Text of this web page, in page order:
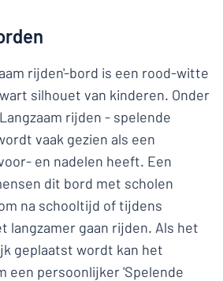
rijden'-bord is een rood-witte
silhouet van kinderen. Onder
rijden - spelende
vaak gezien als een
en nadelen heeft. Een
dit bord met scholen
na schooltijd of tijdens
langzamer gaan rijden. Als het
geplaatst wordt kan het
een persoonlijker 'Spelende